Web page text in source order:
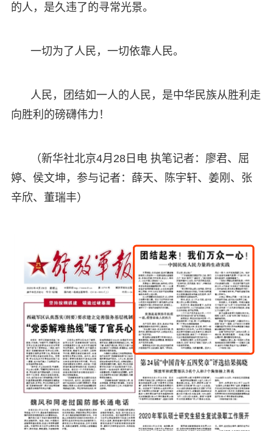
的人，是久违了的寻常光景。
一切为了人民，一切依靠人民。
人民，团结如一人的人民，是中华民族从胜利走
向胜利的磅礴伟力！
（新华社北京4月28日电 执笔记者：廖君、屈
婷、侯文坤，参与记者：薛天、陈宇轩、姜刚、张
辛欣、董瑞丰）